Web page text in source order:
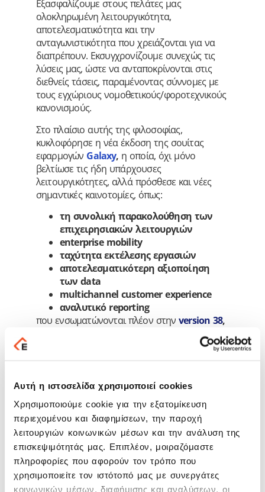
Αυτή η ιστοσελίδα χρησιμοποιεί cookies
Χρησιμοποιούμε cookie για την εξατομίκευση
περιεχομένου και διαφημίσεων, την παροχή
λειτουργιών κοινωνικών μέσων και την ανάλυση της
επισκεψιμότητάς μας. Επιπλέον, μοιραζόμαστε
πληροφορίες που αφορούν τον τρόπο που
χρησιμοποιείτε τον ιστότοπό μας με συνεργάτες
κοινωνικών μέσων, διαφήμισης και αναλύσεων, οι
Εξασφαλίζουμε στους πελάτες μας
ολοκληρωμένη λειτουργικότητα,
αποτελεσματικότητα και την
ανταγωνιστικότητα που χρειάζονται για να
διαπρέπουν. Εκσυγχρονίζουμε συνεχώς τις
λύσεις μας, ώστε να ανταποκρίνονται στις
διεθνείς τάσεις, παραμένοντας σύννομες με
τους εγχώριους νομοθετικούς/φοροτεχνικούς
κανονισμούς.
Στο πλαίσιο αυτής της φιλοσοφίας,
κυκλοφόρησε η νέα έκδοση της σουίτας
εφαρμογών Galaxy, η οποία, όχι μόνο
βελτίωσε τις ήδη υπάρχουσες
λειτουργικότητες, αλλά πρόσθεσε και νέες
σημαντικές καινοτομίες, όπως:
τη συνολική παρακολούθηση των
επιχειρησιακών λειτουργιών
enterprise mobility
ταχύτητα εκτέλεσης εργασιών
αποτελεσματικότερη αξιοποίηση
των data
multichannel customer experience
αναλυτικό reporting
που ενσωματώνονται πλέον στηνversion 38,
αξιοποιούν ήδη το Galaxy Enterprise Suite.
Ενδεικτικά σημεία υπεροχής της νέας
έκδοσης:
Επαυξημένο Enterprise Μobility και
ταχύτητα στην εκτέλεση των
εργασιών μέσω Redesign και
επέκταση της λειτουργικότητας του
Galaxy WebAct
Το Galaxy WebAct είναι ένας web client